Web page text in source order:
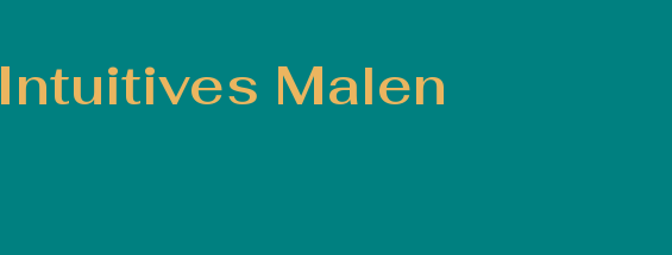
Intuitives Malen